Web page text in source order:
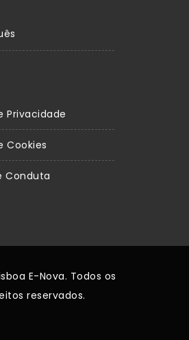
Privacidade
Cookies
Conduta
E-Nova. Todos os
reservados.